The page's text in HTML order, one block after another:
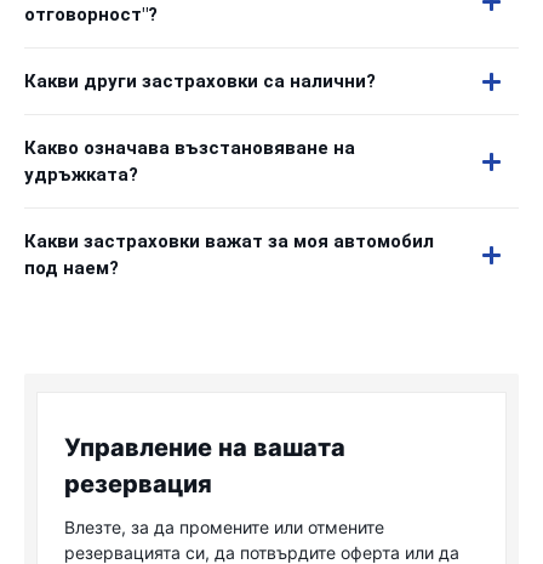
отговорност"?
Какви други застраховки са налични?
Какво означава възстановяване на
удръжката?
Какви застраховки важат за моя автомобил
под наем?
Управление на вашата
резервация
Влезте, за да промените или отмените
резервацията си, да потвърдите оферта или да